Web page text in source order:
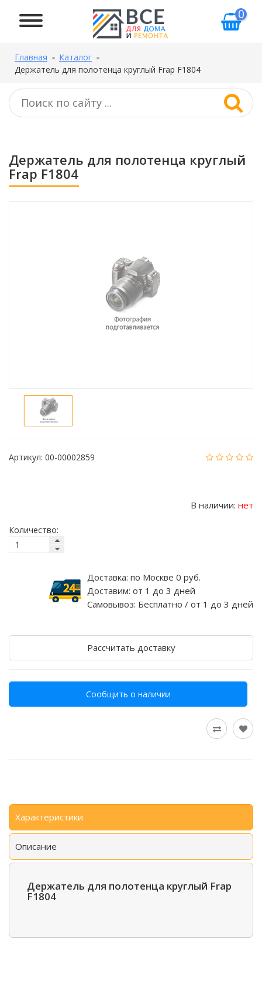
0
Главная
Каталог
Держатель для полотенца круглый Frap F1804
Держатель для полотенца круглый
Frap F1804
Артикул: 00-00002859
В наличии: нет
Количество:
Доставка: по Москве 0 руб.
Доставим: от 1 до 3 дней
Самовывоз: Бесплатно / от 1 до 3 дней
Рассчитать доставку
Сообщить о наличии
Характеристики
Описание
Держатель для полотенца круглый Frap
F1804